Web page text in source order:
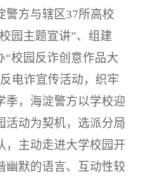
警方与辖区37所高校
园主题宣讲”、组建
“校园反诈创意作品大
电诈宣传活动，织牢
季，海淀警方以学校迎
活动为契机，选派分局
，主动走进大学校园开
幽默的语言、互动性较